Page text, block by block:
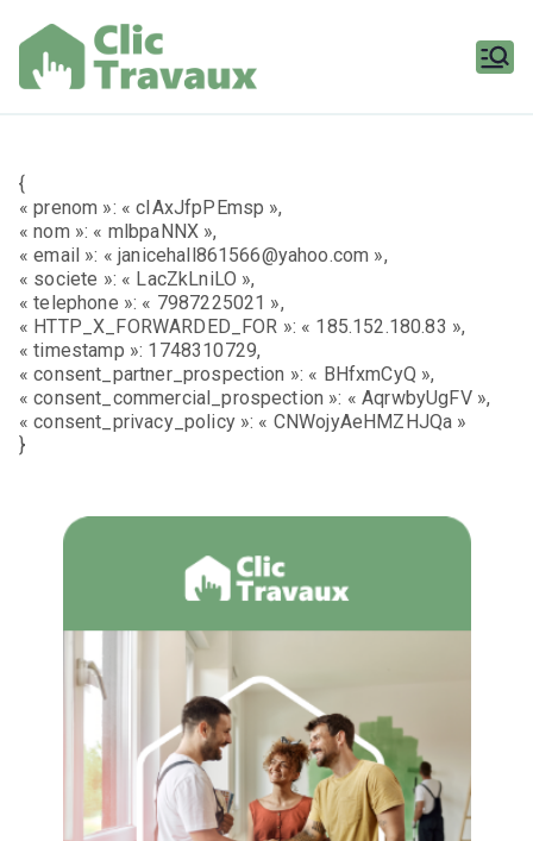
contenu
{
« prenom »: « cIAxJfpPEmsp »,
« nom »: « mlbpaNNX »,
« email »: « janicehall861566@yahoo.com »,
« societe »: « LacZkLniLO »,
« telephone »: « 7987225021 »,
« HTTP_X_FORWARDED_FOR »: « 185.152.180.83 »,
« timestamp »: 1748310729,
« consent_partner_prospection »: « BHfxmCyQ »,
« consent_commercial_prospection »: « AqrwbyUgFV »,
« consent_privacy_policy »: « CNWojyAeHMZHJQa »
}